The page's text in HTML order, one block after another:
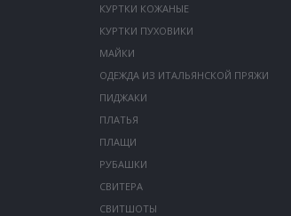
КУРТКИ КОЖАНЫЕ
КУРТКИ ПУХОВИКИ
МАЙКИ
ОДЕЖДА ИЗ ИТАЛЬЯНСКОЙ ПРЯЖИ
ПИДЖАКИ
ПЛАТЬЯ
ПЛАЩИ
РУБАШКИ
СВИТЕРА
СВИТШОТЫ